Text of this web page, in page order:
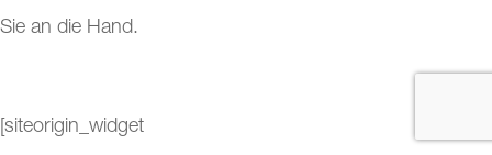
Sie an die Hand.
[siteorigin_widget